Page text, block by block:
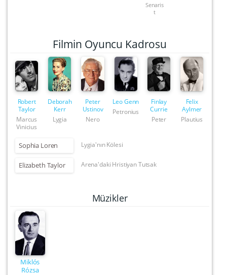
Senaris
t
Filmin Oyuncu Kadrosu
Robert
Taylor
Marcus
Vinicius
Deborah
Kerr
Lygia
Peter
Ustinov
Nero
Leo Genn
Petronius
Finlay
Currie
Peter
Felix
Aylmer
Plautius
Sophia Loren Lygia'nın Kölesi
Elizabeth Taylor Arena'daki Hristiyan Tutsak
Müzikler
Miklós
Rózsa